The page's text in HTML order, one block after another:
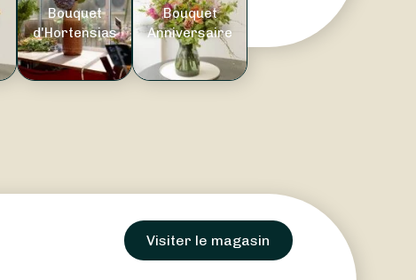
Bouquet
d'Hortensias
Bouquet
Anniversaire
Visiter le magasin